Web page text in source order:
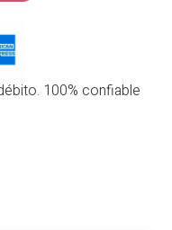
100% confiable